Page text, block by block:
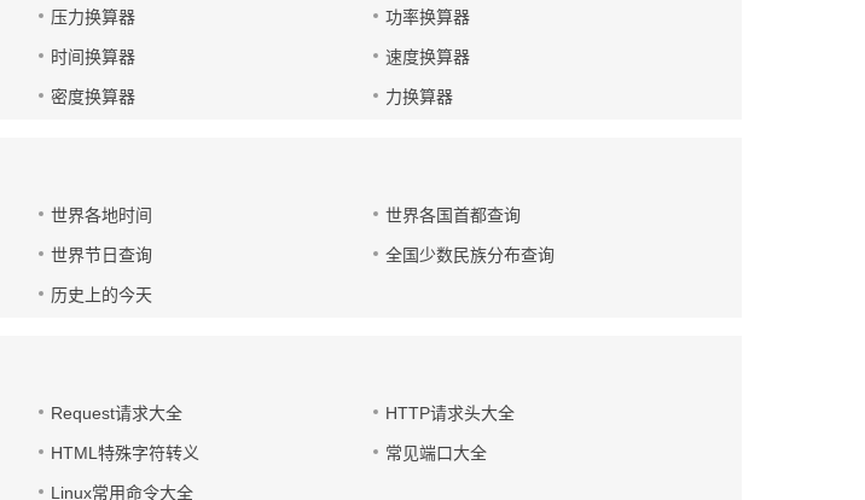
压力换算器 功率换算器
时间换算器 速度换算器
密度换算器 力换算器
世界各地时间 世界各国首都查询
世界节日查询 全国少数民族分布查询
历史上的今天
Request请求大全 HTTP请求头大全
HTML特殊字符转义 常见端口大全
Linux常用命令大全